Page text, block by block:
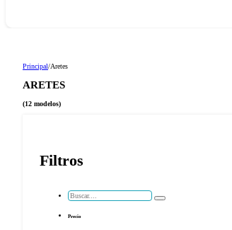
Principal/Aretes
ARETES
(12 modelos)
Filtros
Search
...
Precio